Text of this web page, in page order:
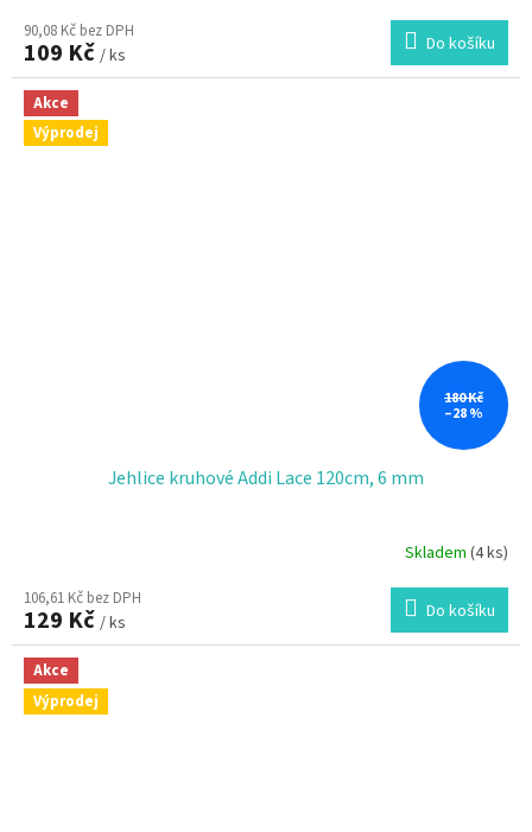
90,08 Kč bez DPH
109 Kč / ks Do košíku
Akce
Výprodej
180 Kč
–28 %
Jehlice kruhové Addi Lace 120cm, 6 mm
Skladem (4 ks)
106,61 Kč bez DPH
129 Kč / ks Do košíku
Akce
Výprodej